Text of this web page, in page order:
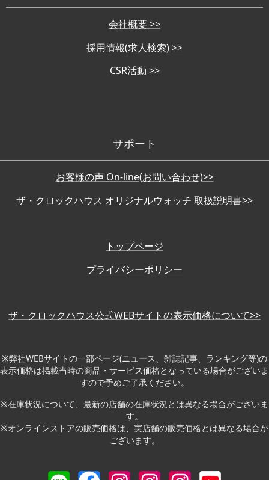
会社概要 >>
採用情報(求人検索) >>
CSR活動 >>
サポート
お客様の声 On-line(お問い合わせ)>>
ザ・クロックハウス オリジナルウォッチ 取扱説明書>>
トップページ
プライバシーポリシー
ザ・クロックハウス公式WEBサイトの表示価格について>>
※弊社WEBサイトの一部ページ(ニュース、雑誌記事、ランキング等)の
表示価格は掲載当時の商品・サービス価格となっている場合がございま
すので予めご了承ください。
※在庫状況について、最新の店舗の在庫状況とは異なる場合がございま
す。
※オンラインストアの販売価格は、実店舗の販売価格とは異なる場合が
ございます。